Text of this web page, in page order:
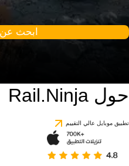
ابحث
حول Rail.Ninja
تطبيق موبايل عالي التقييم